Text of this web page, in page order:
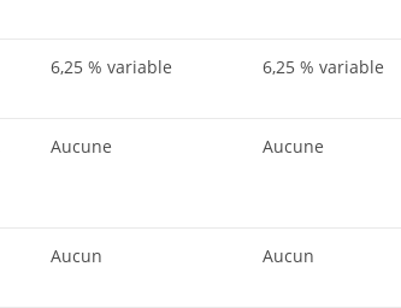
6,25 % variable 6,25 % variable
Aucune Aucune
Aucun Aucun